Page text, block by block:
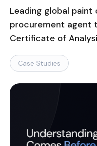
Leading global paint
procurement agent
Certificate of
Case Studies